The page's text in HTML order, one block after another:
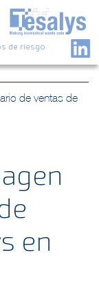
de riesgo
de ventas de
en